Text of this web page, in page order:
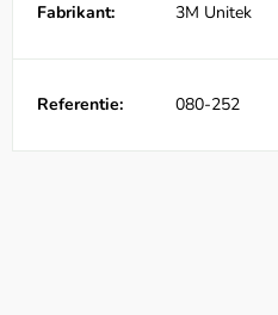
Fabrikant: 3M Unitek
Referentie: 080-252